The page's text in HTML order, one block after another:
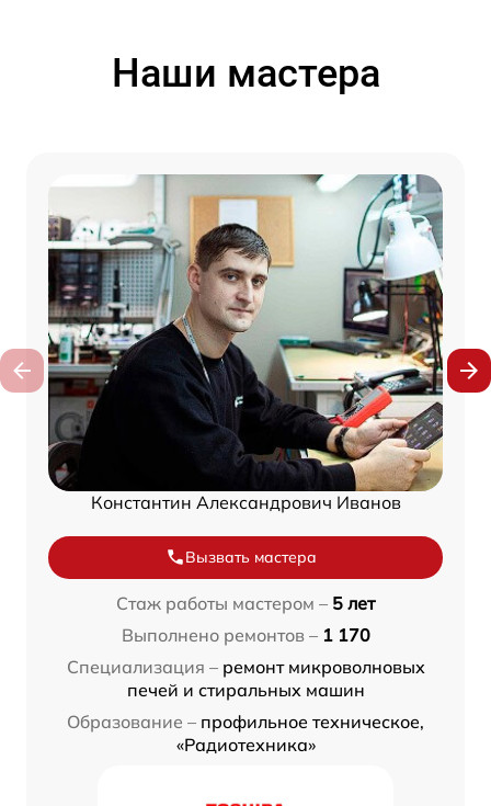
Наши мастера
Константин Александрович Иванов
Вызвать мастера
Стаж работы мастером – 5 лет
Выполнено ремонтов – 1 170
Специализация – ремонт микроволновых
печей и стиральных машин
Образование – профильное техническое,
«Радиотехника»